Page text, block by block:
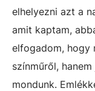
elhelyezni azt a
amit kaptam,
elfogadom, hogy
színműről,
mondunk.